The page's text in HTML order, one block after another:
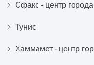
Сфакс - центр города
Тунис
Хаммамет - центр